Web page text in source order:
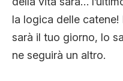
la logica delle
sarà il tuo giorno, lo
ne seguirà un altro.